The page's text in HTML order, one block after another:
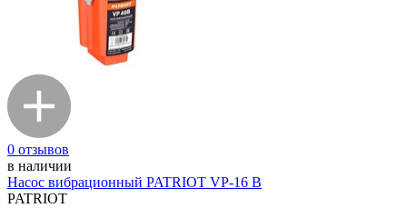
0 отзывов
в наличии
Насос вибрационный PATRIOT VP-16 B
PATRIOT